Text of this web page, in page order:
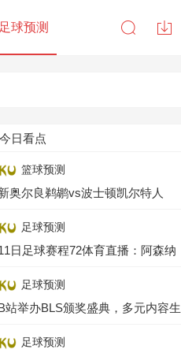
球预测
今日看点
篮球预测
奥尔良鹈鹕vs波士顿凯尔特人
足球预测
日足球赛程72体育直播：阿森纳
足球预测
站举办BLS颁奖盛典，多元内容生
足球预测